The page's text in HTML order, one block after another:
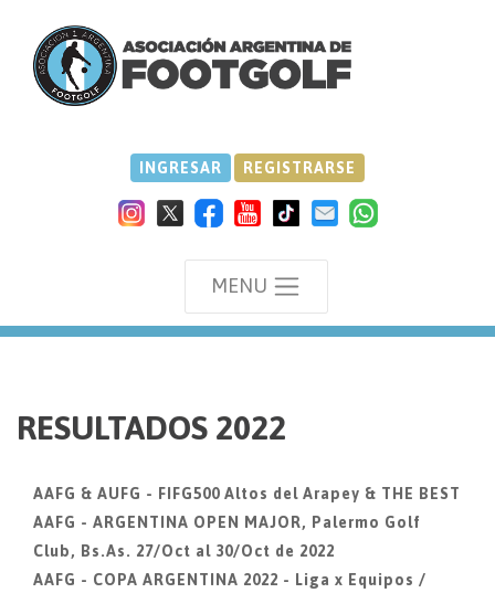
INGRESAR REGISTRARSE
MENU
RESULTADOS 2022
AAFG & AUFG - FIFG500 Altos del Arapey & THE BEST
AAFG - ARGENTINA OPEN MAJOR, Palermo Golf
Club, Bs.As. 27/Oct al 30/Oct de 2022
AAFG - COPA ARGENTINA 2022 - Liga x Equipos /